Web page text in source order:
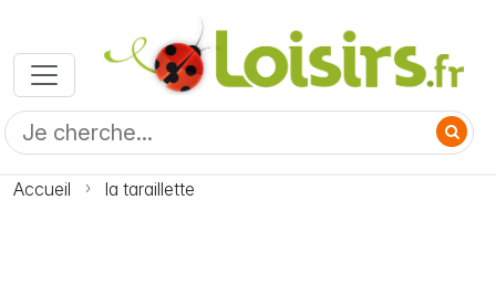
Accueil la taraillette